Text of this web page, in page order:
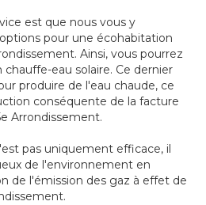
est que nous vous y
pour une écohabitation
Ainsi, vous pourrez
eau solaire. Ce dernier
produire de l'eau chaude, ce
conséquente de la facture
Arrondissement.
pas uniquement efficace, il
de l'environnement en
de l'émission des gaz à effet de